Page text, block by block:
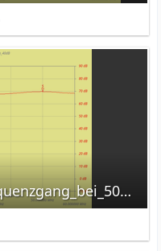
PA_PicAStar_(10Watt)_Frequenzgang_bei_500mW_ATTintern_40dB__ATTextern_40dB.png